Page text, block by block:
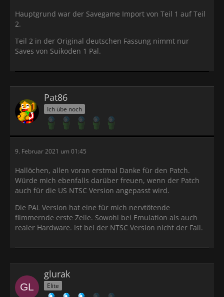
Hauptgrund war der Savegame Import von Teil 1 auf Teil
2.
Teil 2 in der Original deutschen Fassung nimmt nur
Saves von Suikoden 1 Pal.
Pat86
Ich übe noch
9. Februar 2021 um 01:45
Hallöchen, allen voran erstmal Danke für den Patch.
Würde mich ebenfalls darüber freuen, wenn der Patch
auch für die US NTSC Version angepasst wird.
Die PAL Version hat eine für mich nervtötende
flimmernde erste Zeile. Sowohl bei Emulation als auch
realer Hardware. Ist bei der NTSC Version nicht der Fall.
glurak
Elite